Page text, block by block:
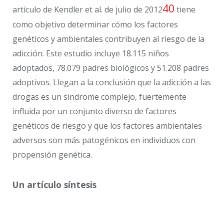
artículo de Kendler et al. de julio de 201240 tiene
como objetivo determinar cómo los factores
genéticos y ambientales contribuyen al riesgo de la
adicción. Este estudio incluye 18.115 niños
adoptados, 78.079 padres biológicos y 51.208 padres
adoptivos. Llegan a la conclusión que la adicción a las
drogas es un síndrome complejo, fuertemente
influida por un conjunto diverso de factores
genéticos de riesgo y que los factores ambientales
adversos son más patogénicos en individuos con
propensión genética.
Un artículo síntesis